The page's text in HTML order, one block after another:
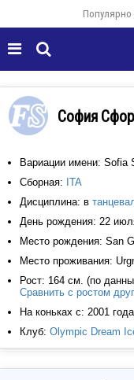
Популярно
 
София
Вариации имени: Sofia
Сборная: ITA
Дисциплина: в
День рождения: 22
Место рождения: San
Место проживания:
Рост: 164 см. (по
Сравнить с ростом
На коньках с: 2001 года
Клуб: Olympic Dream